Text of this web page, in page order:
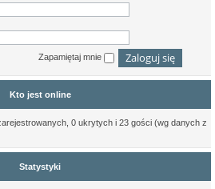
Zapamiętaj mnie
Kto jest online
0 ukrytych i 23 gości (wg danych z
Statystyki